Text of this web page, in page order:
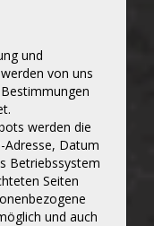
und
von uns
werden die
Adresse, Datum
Betriebssystem
Seiten
und auch